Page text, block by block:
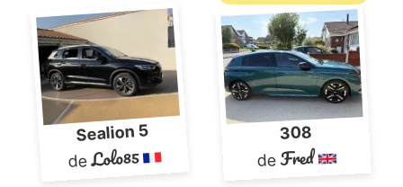
Sealion 5
deLolo85
308
deFred